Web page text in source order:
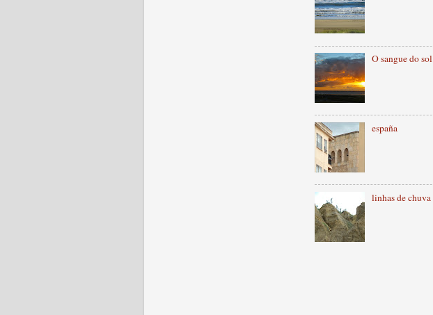
O sangue do sol
españa
linhas de chuva